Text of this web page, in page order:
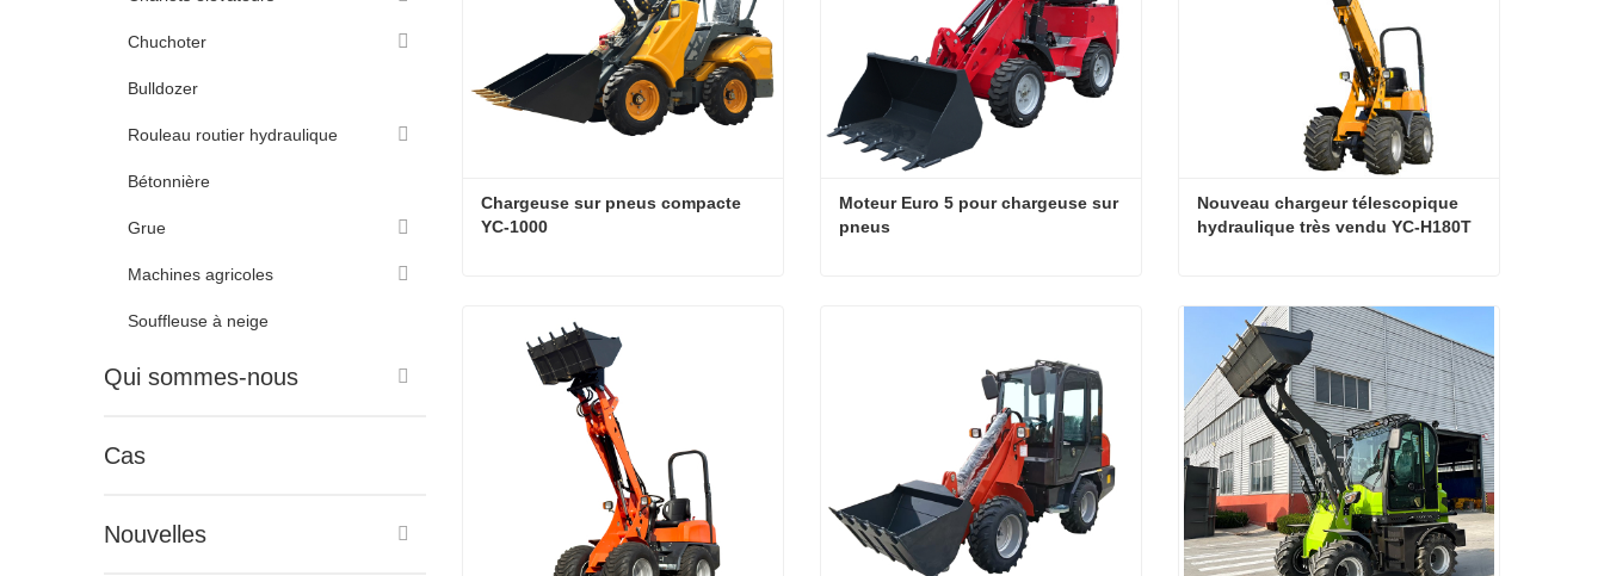
Chuchoter
Bulldozer
Rouleau routier hydraulique
Bétonnière
Grue
Machines agricoles
Souffleuse à neige
Qui sommes-nous
Cas
Nouvelles
Chargeuse sur pneus compacte
YC-1000
Contacter maintenant
Moteur Euro 5 pour chargeuse sur
pneus
Nouveau chargeur télescopique
hydraulique très vendu YC-H180T
Nouveau chargeur télescopique hydraulique très vendu YC-H180T Moteur EPA Europ5
Contacter maintenant